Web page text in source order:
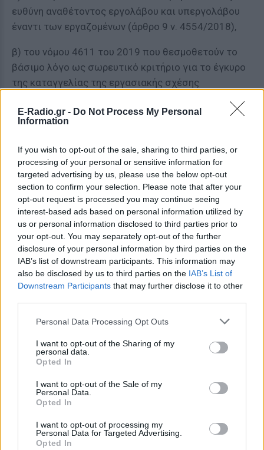
E-Radio.gr - Do Not Process My Personal
Information
If you wish to opt-out of the sale, sharing to third parties, or
processing of your personal or sensitive information for
targeted advertising by us, please use the below opt-out
section to confirm your selection. Please note that after your
opt-out request is processed you may continue seeing
interest-based ads based on personal information utilized by
us or personal information disclosed to third parties prior to
your opt-out. You may separately opt-out of the further
disclosure of your personal information by third parties on the
IAB’s list of downstream participants. This information may
also be disclosed by us to third parties on the IAB’s List of
Downstream Participants that may further disclose it to other
Personal Data Processing Opt Outs
I want to opt-out of the Sharing of my
personal data.
Opted In
I want to opt-out of the Sale of my
Personal Data.
Opted In
I want to opt-out of processing my
Personal Data for Targeted Advertising.
Opted In
ευθύνη αναθέτοντος εργολάβου και υπεργολάβου
έναντι των εργαζομένων (άρθρο 9 ν. 4554/2018),
β) του νόμου 4611 του 2019 που θεσμοθετούν το
βάσιμο λόγο ως σωρευτικό κριτήριο για το έγκυρο
της καταγγελίας της εργασιακής σχέσης
γ) επίσης του νόμου 4611 του 2019 για την την
διαδικασία και τη διαδικασία επίλυσης εργασιακών
διαφορών (άρθρο 58 ν. 4611/2019).
Τι προβλέπει η τροπολογία για το πλαφόν
επί των συντάξεων
Εξάλλου, με δεύτερη τροπολογία, ρυθμίζονται
ζητήματα αποφυγής καταβολής υψηλών συντάξεων,
με πλαφόν 4.608 ευρώ στο συνολικό ακαθάριστο
ποσό μηνιαίας κύριας σύνταξης ή περισσοτέρων
εφόσον μέρος του χρόνου ασφάλισης διανύθηκε ή
ανάγεται έως και τις 31/12/2016.
Βάσει της τροπολογίας, το νέο ανώτατο όριο
σύνταξης ορίζεται στο 12πλάσιο της εθνικής
σύνταξης, που αντιστοιχεί σε 20 έτη ασφάλισης,
συμπεριλαμβάνονται τα ποσά των χορηγούμενων
από τον ΕΦΚΑ επιδομάτων αναπηρίας.